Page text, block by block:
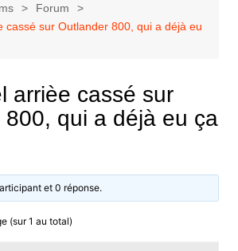
Forum
cassé sur Outlander 800, qui a déjà eu
arrièe cassé sur
800, qui a déjà eu ça
et 0 réponse.
(sur 1 au total)